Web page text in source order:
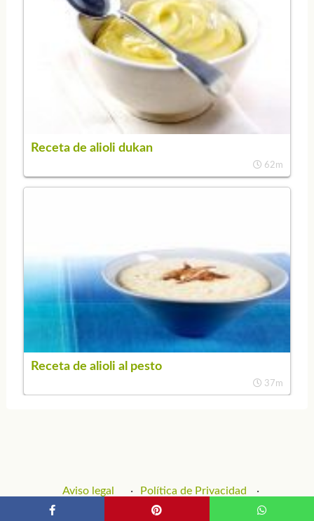
Receta de alioli dukan
62m
Receta de alioli al pesto
37m
Aviso legal
Política de Privacidad
Política de Cookies
Contacto y Publicidad